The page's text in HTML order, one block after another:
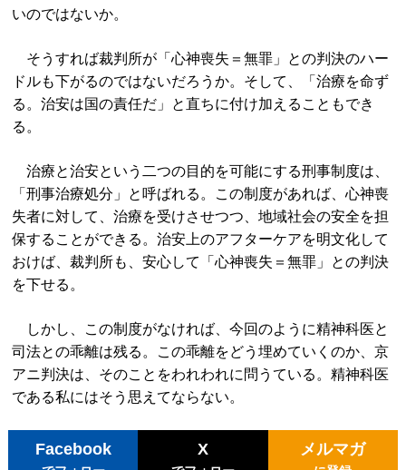
いのではないか。
そうすれば裁判所が「心神喪失＝無罪」との判決のハー
ドルも下がるのではないだろうか。そして、「治療を命ず
る。治安は国の責任だ」と直ちに付け加えることもでき
る。
治療と治安という二つの目的を可能にする刑事制度は、
「刑事治療処分」と呼ばれる。この制度があれば、心神喪
失者に対して、治療を受けさせつつ、地域社会の安全を担
保することができる。治安上のアフターケアを明文化して
おけば、裁判所も、安心して「心神喪失＝無罪」との判決
を下せる。
しかし、この制度がなければ、今回のように精神科医と
司法との乖離は残る。この乖離をどう埋めていくのか、京
アニ判決は、そのことをわれわれに問うている。精神科医
である私にはそう思えてならない。
Facebook X メルマガ